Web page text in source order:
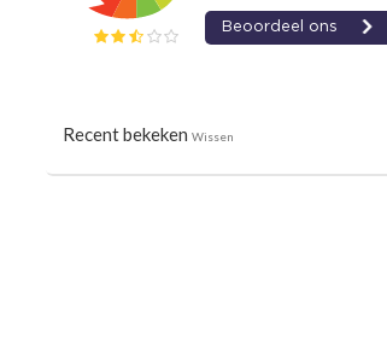
Recent bekeken Wissen